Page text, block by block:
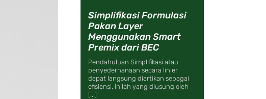
Simplifikasi Formulasi
Pakan Layer
Menggunakan Smart
Premix dari BEC
Pendahuluan Simplifikasi atau
penyederhanaan secara linier
dapat langsung diartikan sebagai
efisiensi, inilah yang diusung oleh
[...]